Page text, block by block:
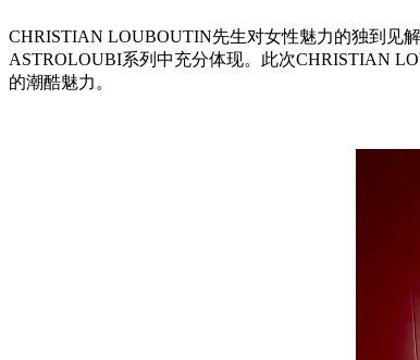
CHRISTIAN LOUBOUTIN先生对女性魅力的独到见
ASTROLOUBI系列中充分体现。此次CHRISTIAN
的潮酷魅力。